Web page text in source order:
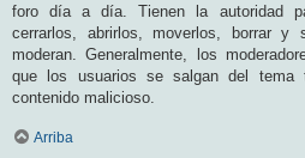
foro día a día. Tienen la autoridad
cerrarlos, abrirlos, moverlos, borrar
moderan. Generalmente, los
que los usuarios se salgan del tema
contenido malicioso.
Arriba